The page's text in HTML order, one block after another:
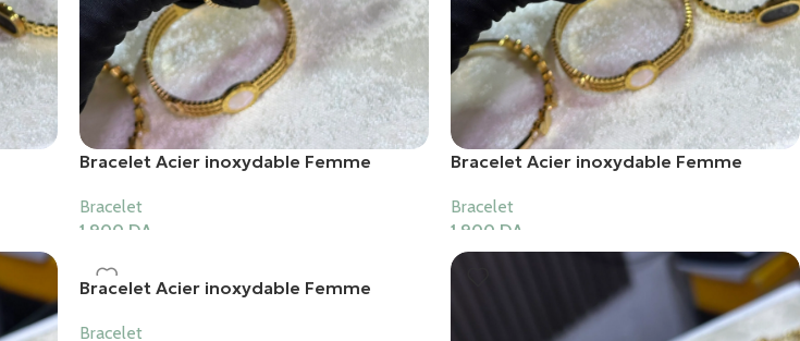
Bracelet Acier inoxydable Femme
Bracelet
1,900 DA
Bracelet Acier inoxydable Femme
Bracelet
1,900 DA
Bracelet Acier inoxydable Femme
Bracelet